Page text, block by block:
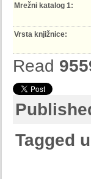
Mrežni katalog 1:
Vrsta knjižnice:
Read
Tagged